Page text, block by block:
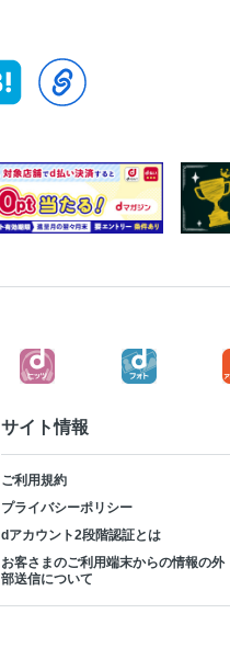
サイト情報
ご利用規約
プライバシーポリシー
dアカウント2段階認証とは
お客さまのご利用端末からの情報の外
部送信について